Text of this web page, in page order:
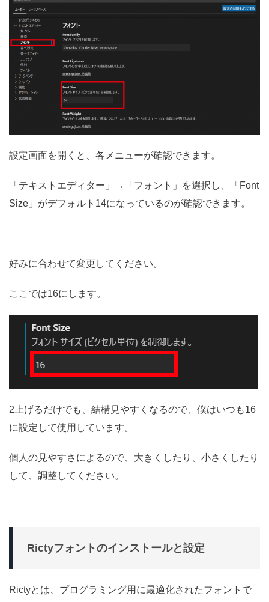
設定画面を開くと、各メニューが確認できます。
「テキストエディター」→「フォント」を選択し、「Font
Size」がデフォルト14になっているのが確認できます。
好みに合わせて変更してください。
ここでは16にします。
2上げるだけでも、結構見やすくなるので、僕はいつも16
に設定して使用しています。
個人の見やすさによるので、大きくしたり、小さくしたり
して、調整してください。
Rictyフォントのインストールと設定
Rictyとは、プログラミング用に最適化されたフォントで